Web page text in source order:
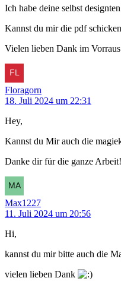
Ich habe deine selbst
Kannst du mir die pdf
Vielen lieben Dank im Vorraus
Floragorn
18. Juli 2024 um 22:31
Hey,
Kannst du Mir auch die
Danke dir für die ganze
Max1227
11. Juli 2024 um 20:56
Hi,
kannst du mir bitte auch die
vielen lieben Dank